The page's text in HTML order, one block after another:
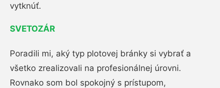
vytknúť.
SVETOZÁR
Poradili mi, aký typ plotovej bránky si vybrať a
všetko zrealizovali na profesionálnej úrovni.
Rovnako som bol spokojný s prístupom,